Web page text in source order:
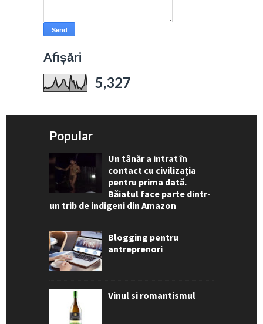
Afișări
5,327
Popular
Un tânăr a intrat în
contact cu civilizația
pentru prima dată.
Băiatul face parte dintr-
un trib de indigeni din Amazon
Blogging pentru
antreprenori
Vinul si romantismul